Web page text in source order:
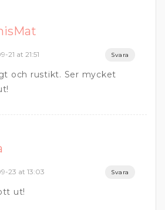
21 at 21:51 Svara
och rustikt. Ser mycket
23 at 13:03 Svara
ut!